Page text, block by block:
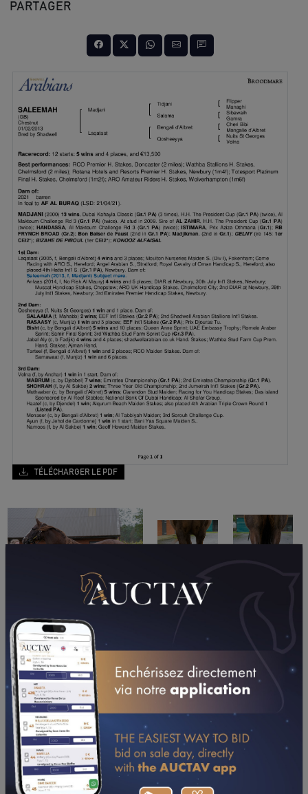
PARTAGER
TÉLÉCHARGER LE PDF
PERFORMANCES
2018
23/09/18 1ERWOLVERHAMPTON